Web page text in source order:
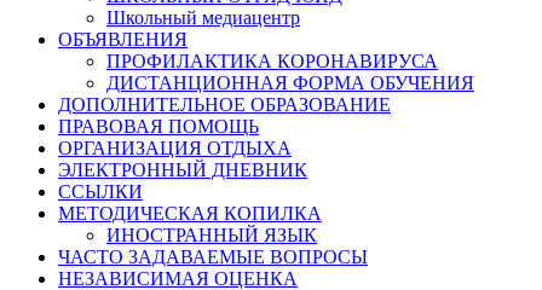
Школьный медиацентр
ОБЪЯВЛЕНИЯ
ПРОФИЛАКТИКА КОРОНАВИРУСА
ДИСТАНЦИОННАЯ ФОРМА ОБУЧЕНИЯ
ДОПОЛНИТЕЛЬНОЕ ОБРАЗОВАНИЕ
ПРАВОВАЯ ПОМОЩЬ
ОРГАНИЗАЦИЯ ОТДЫХА
ЭЛЕКТРОННЫЙ ДНЕВНИК
ССЫЛКИ
МЕТОДИЧЕСКАЯ КОПИЛКА
ИНОСТРАННЫЙ ЯЗЫК
ЧАСТО ЗАДАВАЕМЫЕ ВОПРОСЫ
НЕЗАВИСИМАЯ ОЦЕНКА